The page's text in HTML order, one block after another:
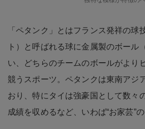
「ペタンク」とはフランス発祥の球
ト）と呼ばれる球に金属製のボール
い、どちらのチームのボールがより
競うスポーツ。ペタンクは東南アジ
おり、特にタイは強豪国として数々
成績を収めるなど、いわば“お家芸”